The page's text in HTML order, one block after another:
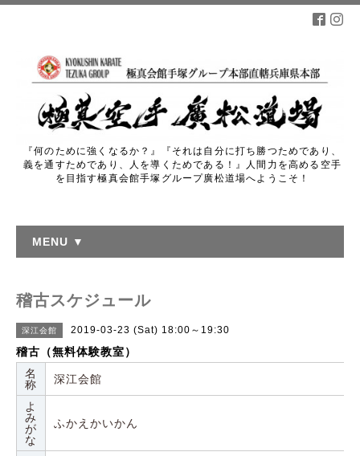
『何のために強くなるか？』『それは自分に打ち勝つためであり、
義を通すためであり、人を導くためである！』人間力を高める空手
を目指す極真会館手塚グループ廣松道場へようこそ！
MENU ▼
稽古スケジュール
深江会館 2019-03-23 (Sat) 18:00～19:30
稽古（無料体験教室）
名
称
深江会館
よ
み
が
な
ふかえかいかん